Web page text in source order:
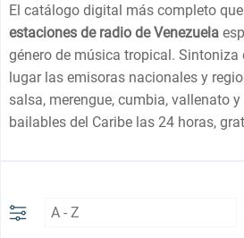
El catálogo digital más completo
estaciones de radio de Venezuela
género de música tropical. Sintoniza
lugar las emisoras nacionales y
salsa, merengue, cumbia, vallenato
bailables del Caribe las 24 horas,